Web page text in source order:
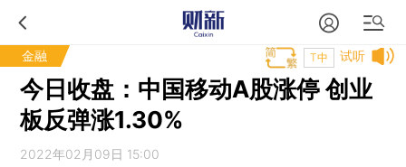
金融 试听
T中
今日收盘：中国移动A股涨停 创业
板反弹涨1.30%
2022年02月09日 15:00